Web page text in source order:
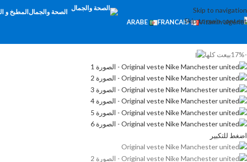
Skip to navigation
Skip to main content
FRANCAIS
ARABE
الصحة والجمالالمطبخ و
-17% بيعت كلها
اضغط للتكبير